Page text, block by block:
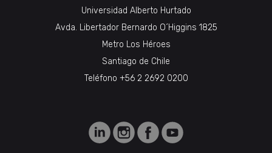
Universidad Alberto Hurtado
Avda. Libertador Bernardo O´Higgins 1825
Metro Los Héroes
Santiago de Chile
Teléfono +56 2 2692 0200